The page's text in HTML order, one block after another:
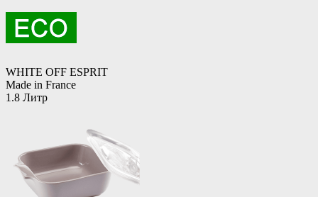
WHITE OFF ESPRIT
Made in France
1.8 Литр